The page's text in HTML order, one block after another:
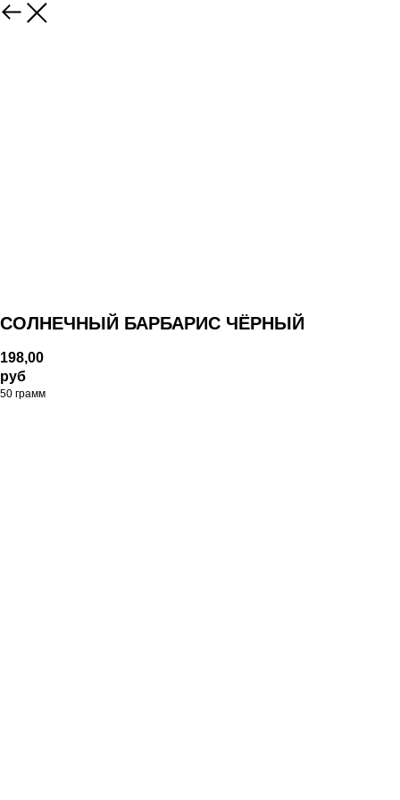
СОЛНЕЧНЫЙ БАРБАРИС ЧЁРНЫЙ
198,00
руб
50 грамм